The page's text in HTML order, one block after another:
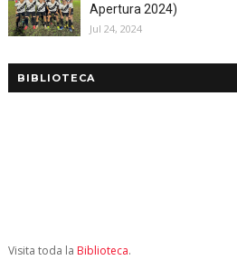
Apertura 2024)
Jul 24, 2024
BIBLIOTECA
Visita toda la Biblioteca.